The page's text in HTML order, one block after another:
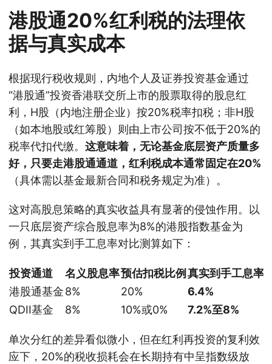
港股通20%红利税的法理依
据与真实成本
根据现行税收规则，内地个人及证券投资基金通过
“港股通”投资香港联交所上市的股票取得的股息红
利，H股（内地注册企业）按20%税率扣税；非H股
（如本地股或红筹股）则由上市公司按不低于20%的
税率代扣代缴。 这意味着，无论基金底层资产质量多
好，只要走港股通通道，红利税成本通常固定在20%
（具体需以基金最新合同和税务规定为准）。
这对高股息策略的真实收益具有显著的侵蚀作用。以
一只底层资产综合股息率为8%的港股指数基金为
例，其真实到手工息率对比测算如下：
投资通道 名义股息率预估扣税比例真实到手工息率
港股通基金8% 20%
6.4%
QDII基金
8% 10%或0% 7.2%至8%
单次分红的差异看似微小，但在红利再投资的复利效
应下，20%的税收损耗会在长期持有中呈指数级放